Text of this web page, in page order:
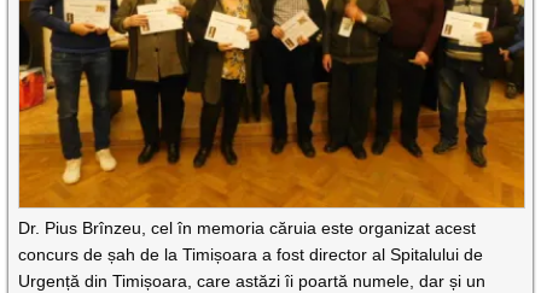
Dr. Pius Brînzeu, cel în memoria căruia este organizat acest
concurs de șah de la Timișoara a fost director al Spitalului de
Urgență din Timișoara, care astăzi îi poartă numele, dar și un